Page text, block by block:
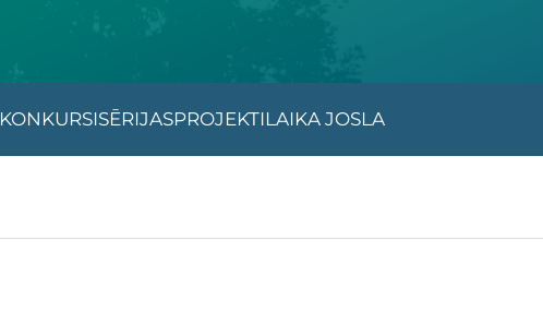
KONKURSISĒRIJASPROJEKTILAIKA JOSLA